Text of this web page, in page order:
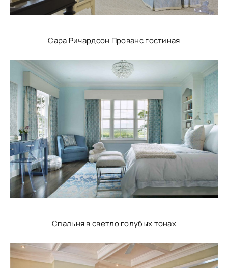
Сара Ричардсон Прованс гостиная
Спальня в светло голубых тонах